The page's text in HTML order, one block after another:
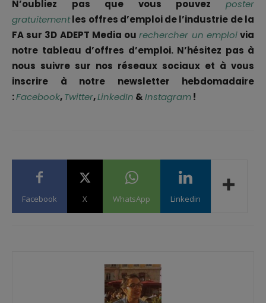
N’oubliez pas que vous pouvez poster
gratuitementles offres d’emploi de l’industrie de la
FA sur 3D ADEPT Media ourechercher un emploivia
notre tableau d’offres d’emploi. N’hésitez pas à
nous suivre sur nos réseaux sociaux et à vous
inscrire à notre newsletter hebdomadaire
:Facebook,Twitter,LinkedIn &Instagram!
Facebook X WhatsApp Linkedin